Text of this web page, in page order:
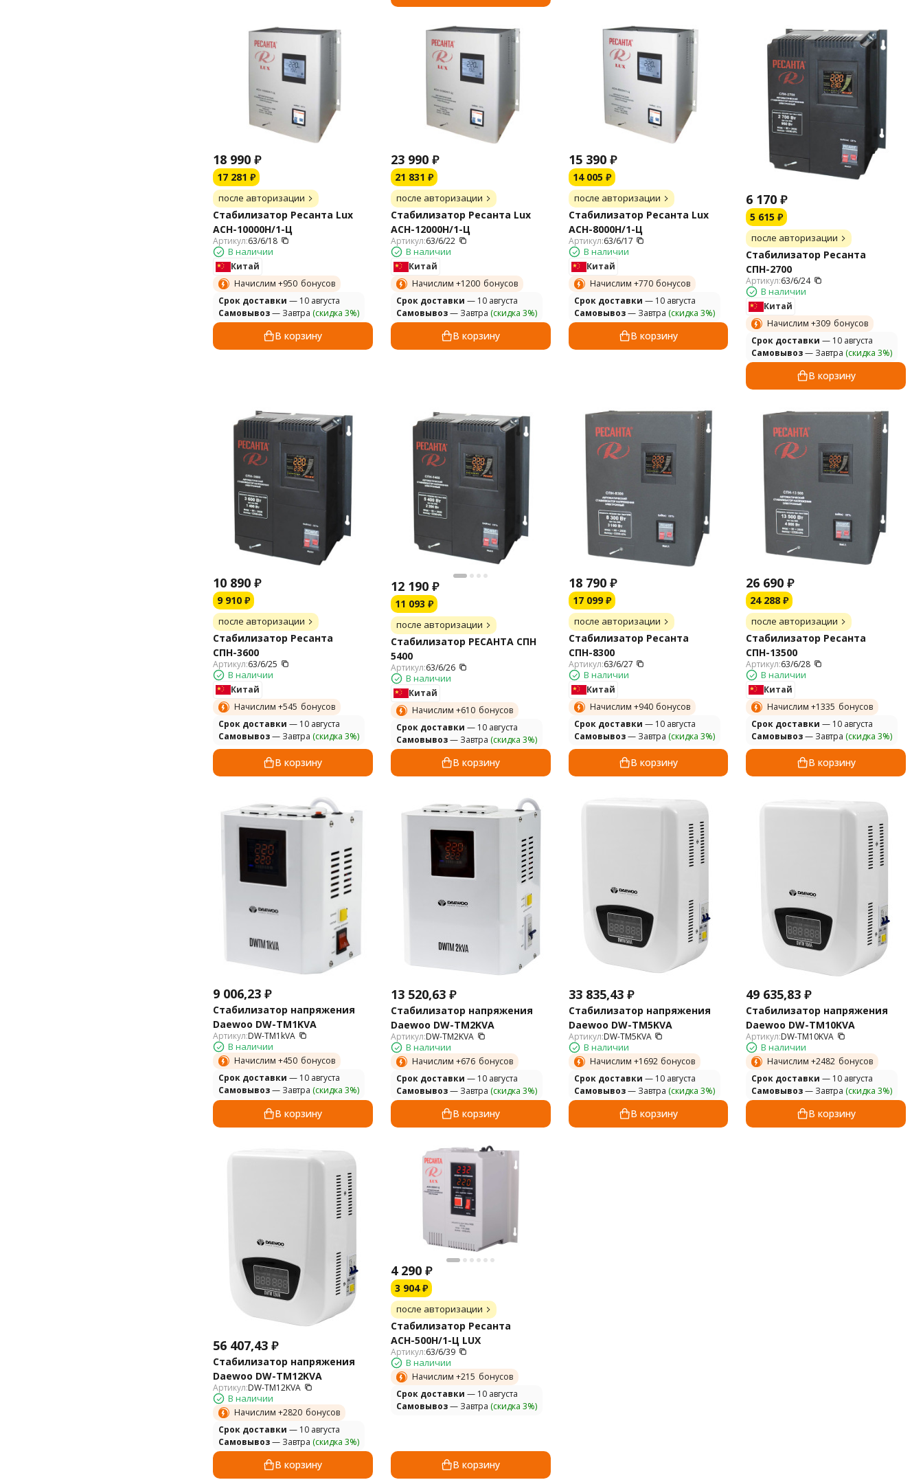
18 990 ₽
17 281 ₽
после авторизации
Стабилизатор Ресанта Lux
АСН-10000Н/1-Ц
Артикул:63/6/18
В наличии
Китай
Начислим +950 бонусов
Cрок доставки — 10 августа
Самовывоз— Завтра (скидка 3%)
В корзину
23 990 ₽
21 831 ₽
после авторизации
Стабилизатор Ресанта Lux
АСН-12000Н/1-Ц
Артикул:63/6/22
В наличии
Китай
Начислим +1200 бонусов
Cрок доставки — 10 августа
Самовывоз— Завтра (скидка 3%)
В корзину
15 390 ₽
14 005 ₽
после авторизации
Стабилизатор Ресанта Lux
АСН-8000Н/1-Ц
Артикул:63/6/17
В наличии
Китай
Начислим +770 бонусов
Cрок доставки — 10 августа
Самовывоз— Завтра (скидка 3%)
В корзину
6 170 ₽
5 615 ₽
после авторизации
Стабилизатор Ресанта
СПН-2700
Артикул:63/6/24
В наличии
Китай
Начислим +309 бонусов
Cрок доставки — 10 августа
Самовывоз— Завтра (скидка 3%)
В корзину
10 890 ₽
9 910 ₽
после авторизации
Стабилизатор Ресанта
СПН-3600
Артикул:63/6/25
В наличии
Китай
Начислим +545 бонусов
Cрок доставки — 10 августа
Самовывоз— Завтра (скидка 3%)
В корзину
12 190 ₽
11 093 ₽
после авторизации
Стабилизатор РЕСАНТА СПН
5400
Артикул:63/6/26
В наличии
Китай
Начислим +610 бонусов
Cрок доставки — 10 августа
Самовывоз— Завтра (скидка 3%)
В корзину
18 790 ₽
17 099 ₽
после авторизации
Стабилизатор Ресанта
СПН-8300
Артикул:63/6/27
В наличии
Китай
Начислим +940 бонусов
Cрок доставки — 10 августа
Самовывоз— Завтра (скидка 3%)
В корзину
26 690 ₽
24 288 ₽
после авторизации
Стабилизатор Ресанта
СПН-13500
Артикул:63/6/28
В наличии
Китай
Начислим +1335 бонусов
Cрок доставки — 10 августа
Самовывоз— Завтра (скидка 3%)
В корзину
9 006,23 ₽
Стабилизатор напряжения
Daewoo DW-TM1KVA
Артикул:DW-TM1kVA
В наличии
Начислим +450 бонусов
Cрок доставки — 10 августа
Самовывоз— Завтра (скидка 3%)
В корзину
13 520,63 ₽
Стабилизатор напряжения
Daewoo DW-TM2KVA
Артикул:DW-TM2KVA
В наличии
Начислим +676 бонусов
Cрок доставки — 10 августа
Самовывоз— Завтра (скидка 3%)
В корзину
33 835,43 ₽
Стабилизатор напряжения
Daewoo DW-TM5KVA
Артикул:DW-TM5KVA
В наличии
Начислим +1692 бонусов
Cрок доставки — 10 августа
Самовывоз— Завтра (скидка 3%)
В корзину
49 635,83 ₽
Стабилизатор напряжения
Daewoo DW-TM10KVA
Артикул:DW-TM10KVA
В наличии
Начислим +2482 бонусов
Cрок доставки — 10 августа
Самовывоз— Завтра (скидка 3%)
В корзину
56 407,43 ₽
Стабилизатор напряжения
Daewoo DW-TM12KVA
Артикул:DW-TM12KVA
В наличии
Начислим +2820 бонусов
Cрок доставки — 10 августа
Самовывоз— Завтра (скидка 3%)
В корзину
4 290 ₽
3 904 ₽
после авторизации
Стабилизатор Ресанта
АСН-500Н/1-Ц LUX
Артикул:63/6/39
В наличии
Начислим +215 бонусов
Cрок доставки — 10 августа
Самовывоз— Завтра (скидка 3%)
В корзину